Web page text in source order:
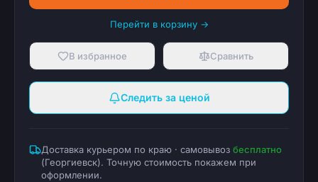
Перейти в корзину →
В избранное Сравнить
Следить за ценой
Доставка курьером по краю · самовывоз бесплатно
(Георгиевск). Точную стоимость покажем при
оформлении.